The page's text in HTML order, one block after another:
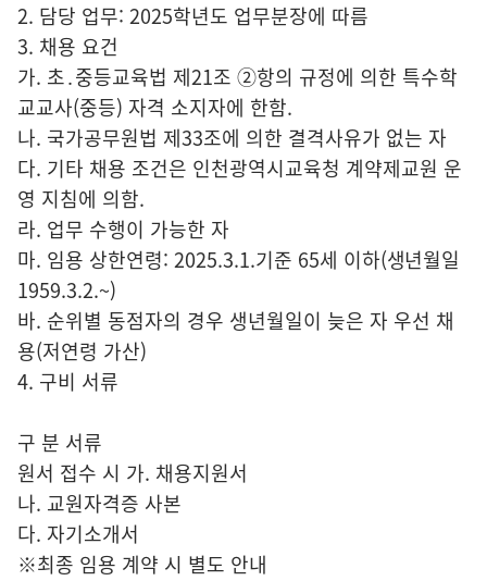
2. 담당 업무: 2025학년도 업무분장에 따름
3. 채용 요건
가. 초․중등교육법 제21조 ②항의 규정에 의한 특수학
교교사(중등) 자격 소지자에 한함.
나. 국가공무원법 제33조에 의한 결격사유가 없는 자
다. 기타 채용 조건은 인천광역시교육청 계약제교원 운
영 지침에 의함.
라. 업무 수행이 가능한 자
마. 임용 상한연령: 2025.3.1.기준 65세 이하(생년월일
1959.3.2.~)
바. 순위별 동점자의 경우 생년월일이 늦은 자 우선 채
용(저연령 가산)
4. 구비 서류
구 분 서류
원서 접수 시 가. 채용지원서
나. 교원자격증 사본
다. 자기소개서
※최종 임용 계약 시 별도 안내